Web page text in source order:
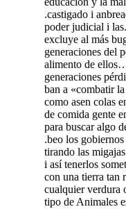
.castigado i
poder judicial i
excluye al más
generaciones del
alimento de
generaciones
ban a «combatir
como asen colas
de comida gente
para buscar algo
.beo los
tirando las
i así tenerlos
con una tierra tan
cualquier verdura
tipo de Animales